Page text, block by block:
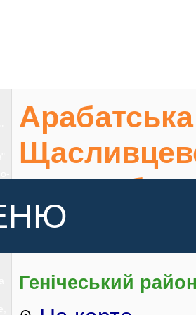
житло,
Генічеський